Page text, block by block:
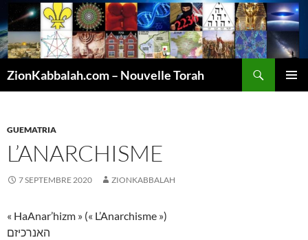
ZionKabbalah.com – Nouvelle Torah
GUEMATRIA
L’ANARCHISME
7 SEPTEMBRE 2020 ZIONKABBALAH
« HaAnar’hizm » (« L’Anarchisme »)
האנרכיזם